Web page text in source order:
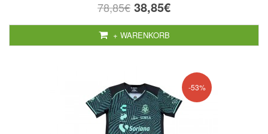
78,85€ 38,85€
+ WARENKORB
-53%